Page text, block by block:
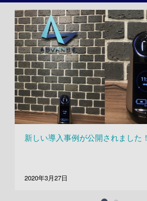
新しい導入事例が公開されました！
2020年3月27日